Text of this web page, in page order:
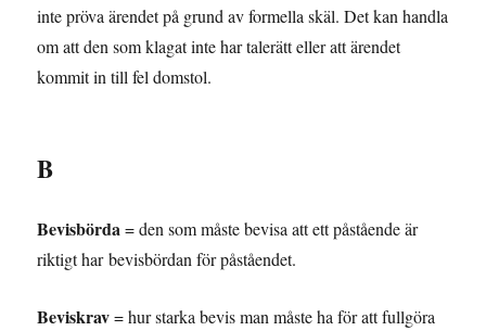
inte pröva ärendet på grund av formella skäl. Det kan handla
om att den som klagat inte har talerätt eller att ärendet
kommit in till fel domstol.
B
Bevisbörda= den som måste bevisa att ett påstående är
riktigt har bevisbördan för påståendet.
Beviskrav= hur starka bevis man måste ha för att fullgöra